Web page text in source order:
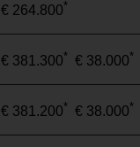
€ 264.800*
€ 381.300* € 38.000*
€ 381.200* € 38.000*